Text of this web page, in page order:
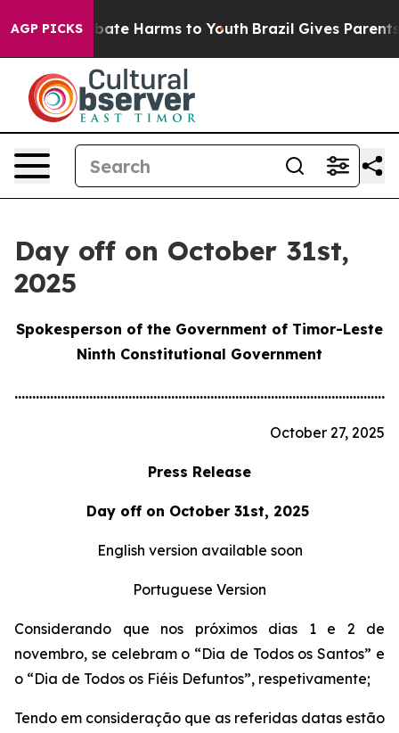
AGP PICKS
to Abate Harms to Youth Brazil Gives Parents
Day off on October 31st,
2025
Spokesperson of the Government of Timor-Leste
Ninth Constitutional Government
October 27, 2025
Press Release
Day off on October 31st, 2025
English version available soon
Portuguese Version
Considerando que nos próximos dias 1 e 2 de
novembro, se celebram o “Dia de Todos os Santos” e
o “Dia de Todos os Fiéis Defuntos”, respetivamente;
Tendo em consideração que as referidas datas estão